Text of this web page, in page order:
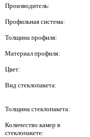
Производитель:
Профильная система:
Толщина профиля:
Материал профиля:
Цвет:
Вид стеклопакета:
Толщина стеклопакета:
Количество камер в
стеклопакете: